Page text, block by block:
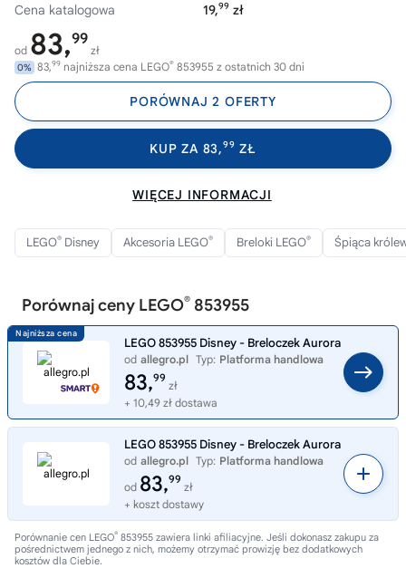
Cena katalogowa
19,99 zł
od 83,99
zł
0% 83,99 najniższa cena LEGO® 853955 z ostatnich 30 dni
PORÓWNAJ 2 OFERTY
KUP ZA 83,99 ZŁ
WIĘCEJ INFORMACJI
LEGO® Disney Akcesoria LEGO® Breloki LEGO® Śpiąca
Porównaj ceny LEGO® 853955
LEGO 853955 Disney - Breloczek Aurora
od allegro.pl Typ: Platforma handlowa
83,99
zł
+ 10,49 zł dostawa
LEGO 853955 Disney - Breloczek Aurora
od allegro.pl Typ: Platforma handlowa
od 83,99
zł
+ koszt dostawy
Porównanie cen LEGO® 853955 zawiera linki afiliacyjne. Jeśli dokonasz zakupu za
pośrednictwem jednego z nich, możemy otrzymać prowizję bez dodatkowych
kosztów dla Ciebie.